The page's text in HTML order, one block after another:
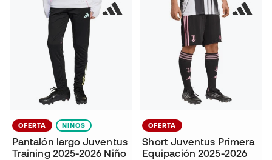
OFERTA NIÑOS
Pantalón largo Juventus
Training 2025-2026 Niño
OFERTA
Short Juventus Primera
Equipación 2025-2026